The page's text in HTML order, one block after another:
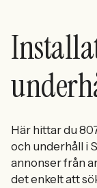
Här hittar du
och underhåll i
annonser från
det enkelt att